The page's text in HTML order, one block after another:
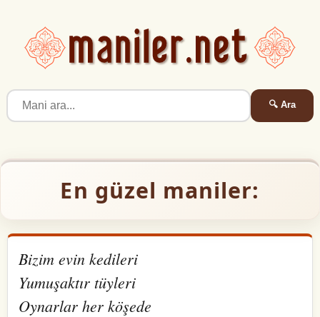
🔍 Ara
En güzel maniler:
Bizim evin kedileri
Yumuşaktır tüyleri
Oynarlar her köşede